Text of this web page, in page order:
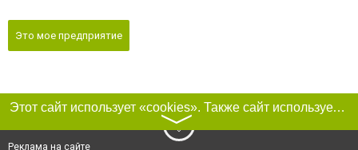
Это мое предприятие
Этот сайт использует «cookies». Также сайт использует интернет-сервис для сбора технических данных касательно посетителей с целью получения маркетинговой и статистической информации. Условия обработки данных посетителей сайта см.
〉
Реклама на сайте